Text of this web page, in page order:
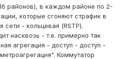
районов), в каждом районе по 2-
которые сгоняют страфик в
сети - кольцевая (RSTP).
насквозь - т.е. примерно так
агрегация - доступ - доступ -
Коммутатор